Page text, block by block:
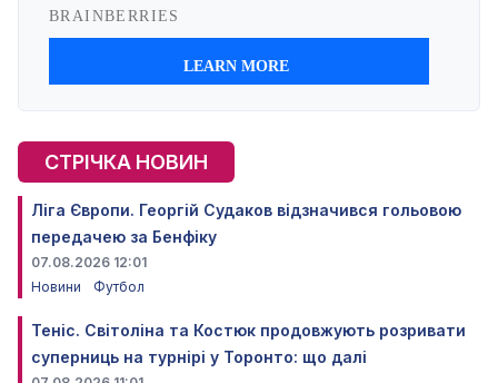
СТРІЧКА НОВИН
Ліга Європи. Георгій Судаков відзначився гольовою
передачею за Бенфіку
07.08.2026 12:01
Новини
Футбол
Теніс. Світоліна та Костюк продовжують розривати
суперниць на турнірі у Торонто: що далі